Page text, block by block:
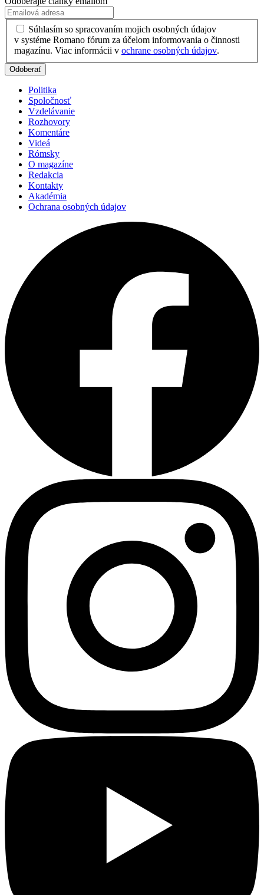
Súhlasím so spracovaním mojich osobných údajov
v systéme Romano fórum za účelom informovania o činnosti
magazínu. Viac informácii v ochrane osobných údajov.
Politika
Spoločnosť
Vzdelávanie
Rozhovory
Komentáre
Videá
Rómsky
O magazíne
Redakcia
Kontakty
Akadémia
Ochrana osobných údajov